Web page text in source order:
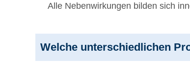
Alle Nebenwirkungen bilden sich
Welche unterschiedlichen